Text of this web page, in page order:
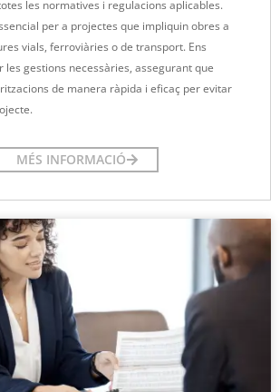
les normatives i regulacions aplicables.
per a projectes que impliquin obres a
vials, ferroviàries o de transport. Ens
gestions necessàries, assegurant que
de manera ràpida i eficaç per evitar
MÉS INFORMACIÓ